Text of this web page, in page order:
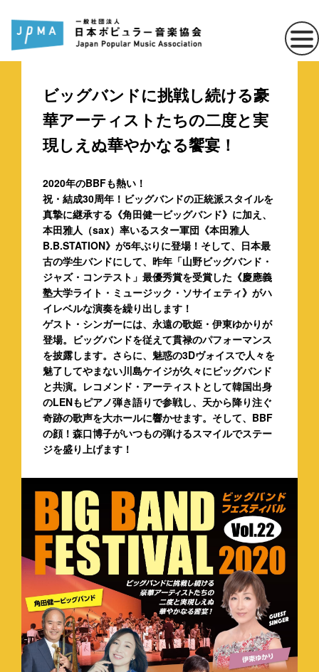
ビッグバンドに挑戦し続ける豪
華アーティストたちの二度と実
現しえぬ華やかなる饗宴！
2020年のBBFも熱い！
祝・結成30周年！ビッグバンドの正統派スタイルを
真摯に継承する《角田健一ビッグバンド》に加え、
本田雅人（sax）率いるスター軍団《本田雅人
B.B.STATION》が5年ぶりに登場！そして、日本最
古の学生バンドにして、昨年「山野ビッグバンド・
ジャズ・コンテスト」最優秀賞を受賞した《慶應義
塾大学ライト・ミュージック・ソサイェティ》がハ
イレベルな演奏を繰り出します！
ゲスト・シンガーには、永遠の歌姫・伊東ゆかりが
登場。ビッグバンドを従えて貫禄のパフォーマンス
を披露します。さらに、魅惑の3Dヴォイスで人々を
魅了してやまない川島ケイジが久々にビッグバンド
と共演。レコメンド・アーティストとして韓国出身
のLENもピアノ弾き語りで参戦し、天から降り注ぐ
奇跡の歌声を大ホールに響かせます。 そして、BBF
の顔！森口博子がいつもの弾けるスマイルでステー
ジを盛り上げます！